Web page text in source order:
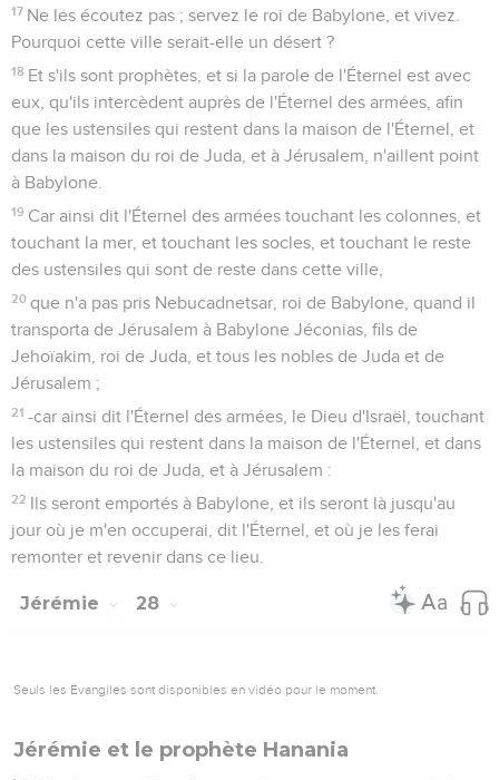
17 Ne les écoutez pas ; servez le roi de Babylone, et vivez.
Pourquoi cette ville serait-elle un désert ?
18 Et s'ils sont prophètes, et si la parole de l'Éternel est avec
eux, qu'ils intercèdent auprès de l'Éternel des armées, afin
que les ustensiles qui restent dans la maison de l'Éternel, et
dans la maison du roi de Juda, et à Jérusalem, n'aillent point
à Babylone.
19 Car ainsi dit l'Éternel des armées touchant les colonnes, et
touchant la mer, et touchant les socles, et touchant le reste
des ustensiles qui sont de reste dans cette ville,
20 que n'a pas pris Nebucadnetsar, roi de Babylone, quand il
transporta de Jérusalem à Babylone Jéconias, fils de
Jehoïakim, roi de Juda, et tous les nobles de Juda et de
Jérusalem ;
21 -car ainsi dit l'Éternel des armées, le Dieu d'Israël, touchant
les ustensiles qui restent dans la maison de l'Éternel, et dans
la maison du roi de Juda, et à Jérusalem :
22 Ils seront emportés à Babylone, et ils seront là jusqu'au
jour où je m'en occuperai, dit l'Éternel, et où je les ferai
remonter et revenir dans ce lieu.
Jérémie 28
Seuls les Évangiles sont disponibles en vidéo pour le moment.
Jérémie et le prophète Hanania